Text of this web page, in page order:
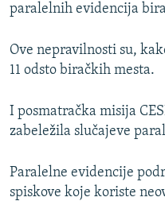
paralelnih evidencija
Ove nepravilnosti su,
11 odsto biračkih mesta.
I posmatračka misija
zabeležila slučajeve
Paralelne evidencije
spiskove koje koriste